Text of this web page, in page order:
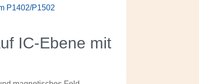
P1402/P1502
IC-Ebene mit